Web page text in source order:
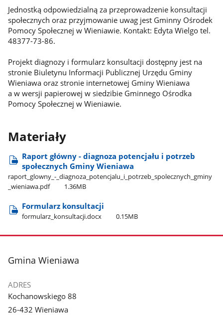
Jednostką odpowiedzialną za przeprowadzenie konsultacji
społecznych oraz przyjmowanie uwag jest Gminny Ośrodek
Pomocy Społecznej w Wieniawie. Kontakt: Edyta Wielgo tel.
48377-73-86.
Projekt diagnozy i formularz konsultacji dostępny jest na
stronie Biuletynu Informacji Publicznej Urzędu Gminy
Wieniawa oraz stronie internetowej Gminy Wieniawa
a w wersji papierowej w siedzibie Gminnego Ośrodka
Pomocy Społecznej w Wieniawie.
Materiały
Raport główny - diagnoza potencjału i potrzeb
społecznych Gminy Wieniawa
raport​_glowny​_-​_diagnoza​_potencjalu​_i​_potrzeb​_spolecznych​_gminy​
_wieniawa.pdf
1.36MB
Formularz konsultacji
formularz​_konsultacji.docx 0.15MB
stopka
Gmina Wieniawa
ADRES
Kochanowskiego 88
26-432 Wieniawa